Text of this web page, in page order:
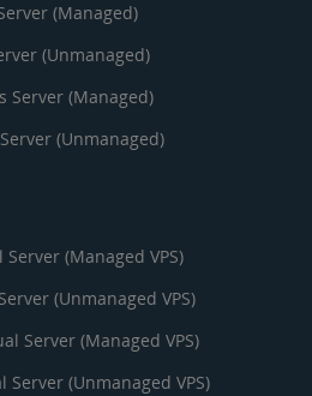
(Managed)
(Unmanaged)
Server (Managed)
(Unmanaged)
(Managed VPS)
(Unmanaged VPS)
Server (Managed VPS)
Server (Unmanaged VPS)